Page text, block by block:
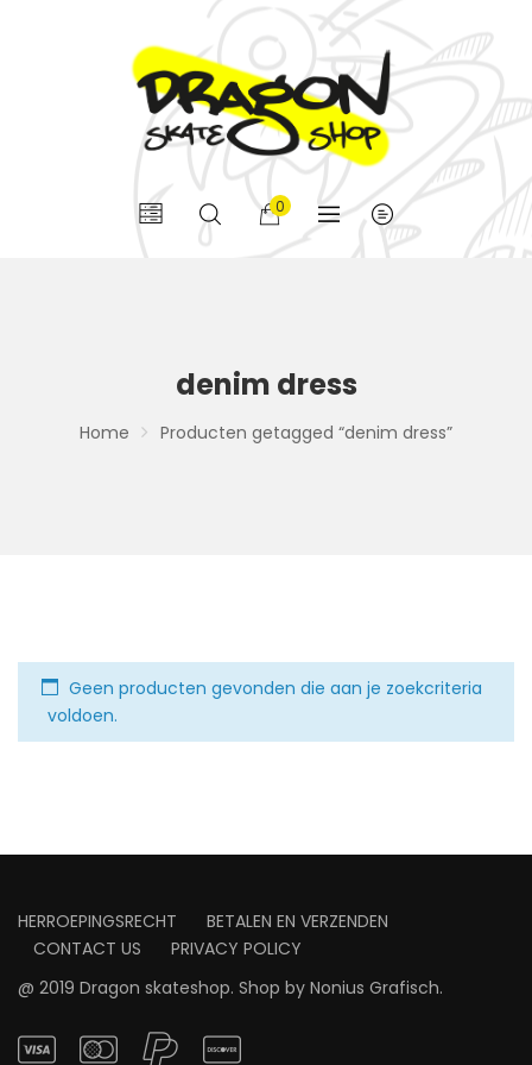
0
denim dress
Home Producten getagged “denim dress”
Geen producten gevonden die aan je zoekcriteria
voldoen.
HERROEPINGSRECHT
BETALEN EN VERZENDEN
CONTACT US
PRIVACY POLICY
@ 2019 Dragon skateshop. Shop by Nonius Grafisch.